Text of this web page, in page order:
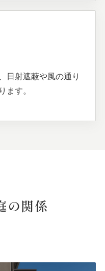
日射遮蔽や風の通り
ます。
の関係